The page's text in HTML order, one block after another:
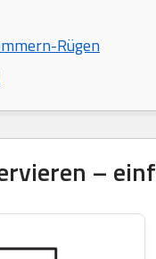
Rügen
–